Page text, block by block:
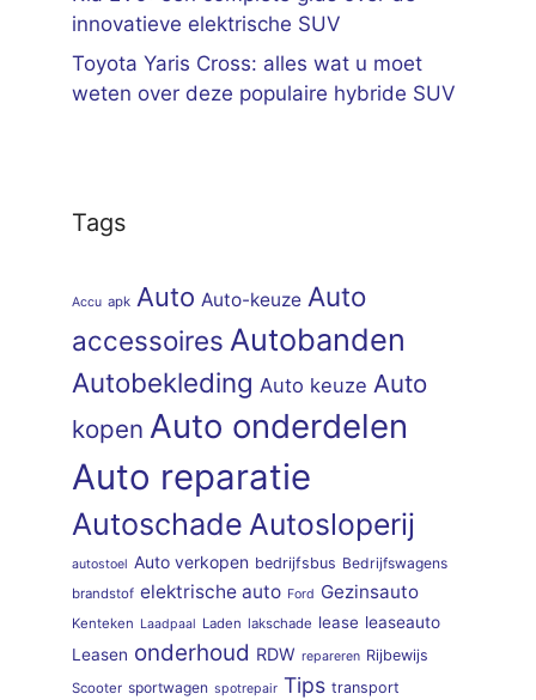
innovatieve elektrische SUV
Toyota Yaris Cross: alles wat u moet
weten over deze populaire hybride SUV
Tags
Accu apk Auto Auto-keuze Auto
accessoires Autobanden
Autobekleding Auto keuze Auto
kopen Auto onderdelen
Auto reparatie
Autoschade Autosloperij
autostoel Auto verkopen bedrijfsbus Bedrijfswagens
brandstof elektrische auto Ford Gezinsauto
Kenteken Laadpaal Laden lakschade lease leaseauto
Leasen onderhoud RDW repareren Rijbewijs
Scooter sportwagen spotrepair Tips transport